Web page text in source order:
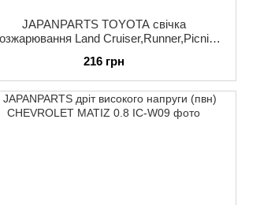
JAPANPARTS TOYOTA свічка
Land Cruiser,Runner,Picnic
216 грн